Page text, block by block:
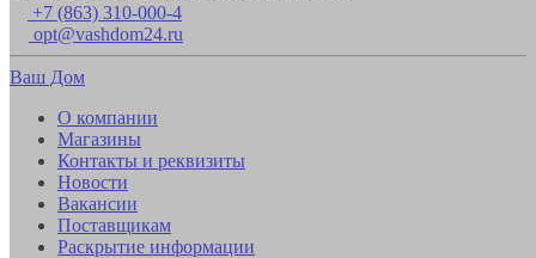
+7 (863) 310-000-4
opt@vashdom24.ru
Ваш Дом
О компании
Магазины
Контакты и реквизиты
Новости
Вакансии
Поставщикам
Раскрытие информации